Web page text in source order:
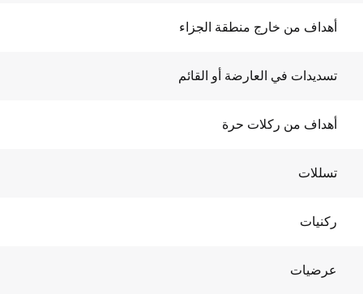
أهداف من خارج منطقة الجزاء
تسديدات في العارضة أو القائم
أهداف من ركلات حرة
تسللات
ركنيات
عرضيات